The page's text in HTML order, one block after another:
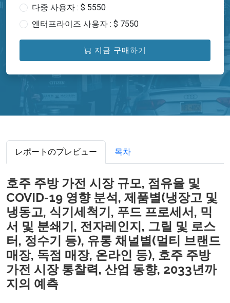
다중 사용자 : $ 5550
엔터프라이즈 사용자 : $ 7550
지금 구매하기
レポートのプレビュー 목차
호주 주방 가전 시장 규모, 점유율 및
COVID-19 영향 분석, 제품별(냉장고 및
냉동고, 식기세척기, 푸드 프로세서, 믹
서 및 분쇄기, 전자레인지, 그릴 및 로스
터, 정수기 등), 유통 채널별(멀티 브랜드
매장, 독점 매장, 온라인 등), 호주 주방
가전 시장 통찰력, 산업 동향, 2033년까
지의 예측